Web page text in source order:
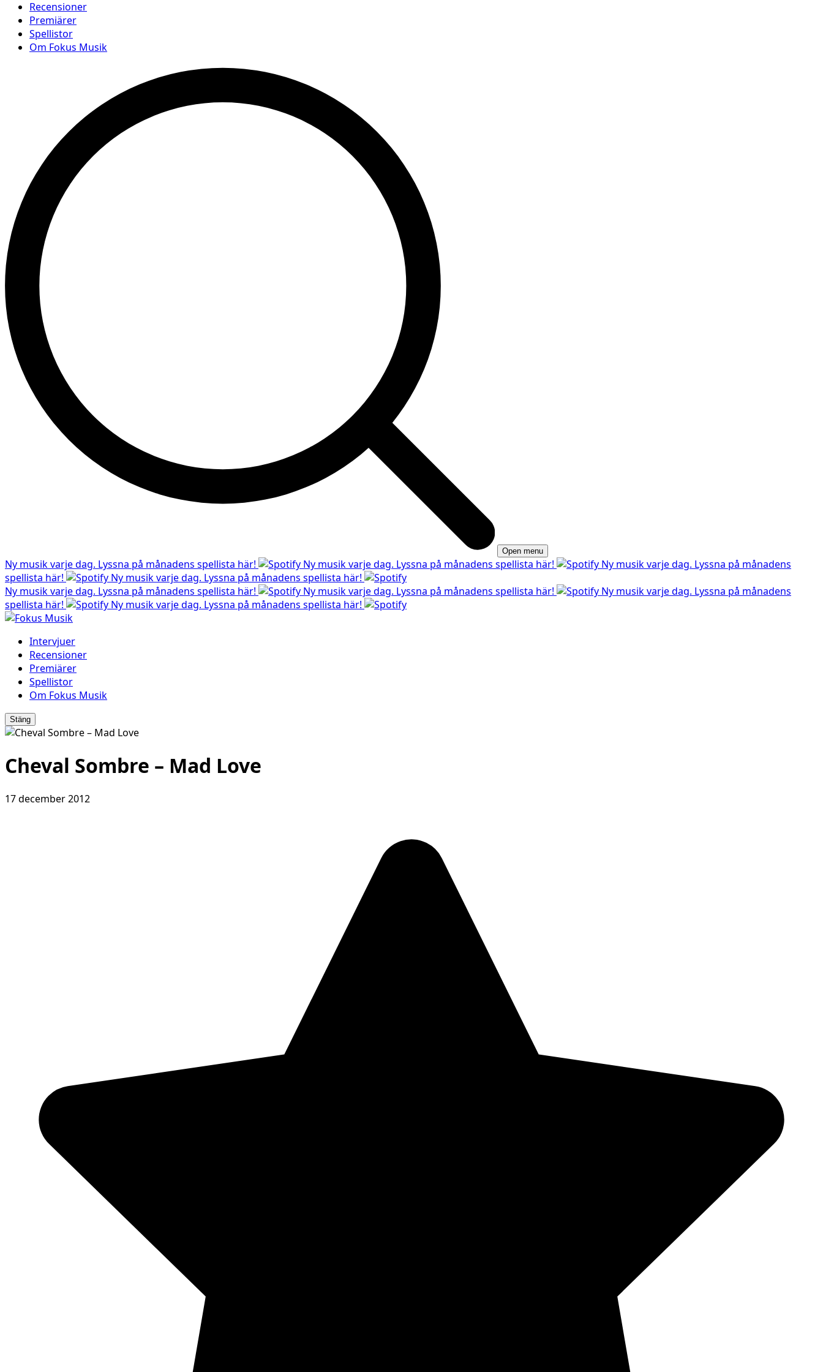
Recensioner
Premiärer
Spellistor
Om Fokus Musik
Open menu
Ny musik varje dag. Lyssna på månadens spellista här! Ny musik varje dag. Lyssna på månadens spellista här!
Ny musik varje dag. Lyssna på månadens
spellista här!
Ny musik varje dag. Lyssna på månadens spellista här!
Ny musik varje dag. Lyssna på månadens spellista här!
Ny musik varje dag. Lyssna på månadens spellista här!
Ny musik varje dag. Lyssna på månadens
spellista här!
Ny musik varje dag. Lyssna på månadens spellista här!
Intervjuer
Recensioner
Premiärer
Spellistor
Om Fokus Musik
Stäng
Cheval Sombre – Mad Love
17 december 2012